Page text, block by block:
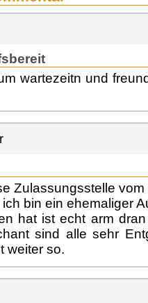
wartezeitn und
Zulassungsstelle
bin ein ehemaliger
hat ist echt arm
sind alle sehr
weiter so.